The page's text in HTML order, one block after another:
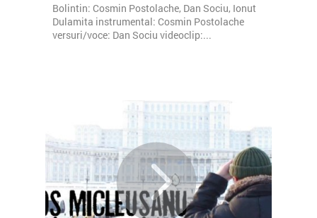
Bolintin: Cosmin Postolache, Dan Sociu, Ionut
Dulamita instrumental: Cosmin Postolache
versuri/voce: Dan Sociu videoclip:...